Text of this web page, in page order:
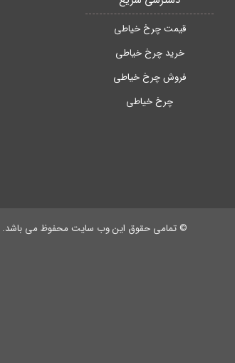
قیمت چرخ خیاطی
خرید چرخ خیاطی
فروش چرخ خیاطی
چرخ خیاطی
© تمامی حقوق این وب سایت محفوظ می باشد.